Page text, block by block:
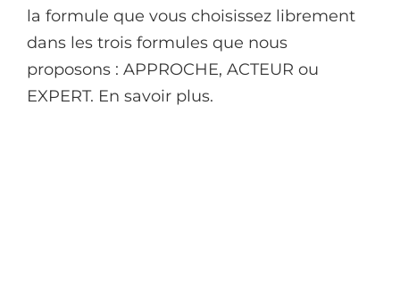
la formule que vous choisissez librement
dans les trois formules que nous
proposons : APPROCHE, ACTEUR ou
EXPERT. En savoir plus.